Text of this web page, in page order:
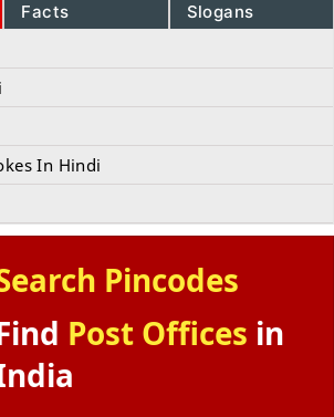
Facts Slogans
In Hindi
Pincodes
Post Offices in